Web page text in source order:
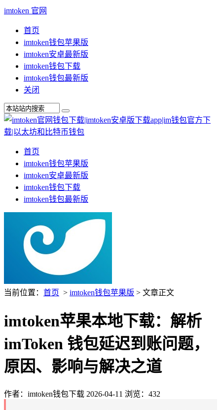
imtoken 官网
首页
imtoken钱包苹果版
imtoken安卓最新版
imtoken钱包下载
imtoken钱包最新版
关闭
首页
imtoken钱包苹果版
imtoken安卓最新版
imtoken钱包下载
imtoken钱包最新版
当前位置： 首页 > imtoken钱包苹果版 > 文章正文
imtoken苹果本地下载：解析
imToken 钱包延迟到账问题，
原因、影响与解决之道
作者：imtoken钱包下载 2026-04-11 浏览：432